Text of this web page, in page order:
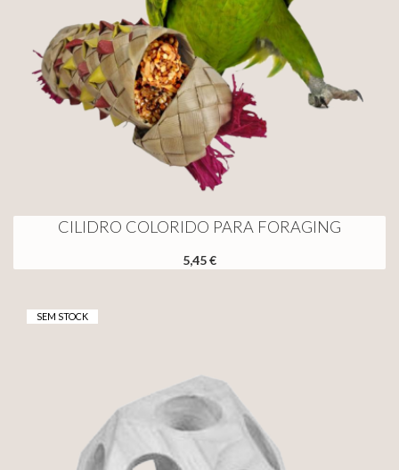
CILIDRO COLORIDO PARA FORAGING
5,45 €
SEM STOCK